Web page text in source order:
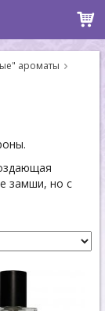
ароматы
замши, но с